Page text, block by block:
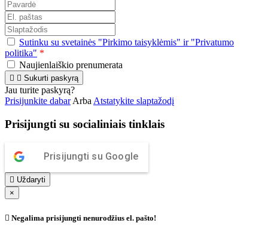
Sutinku su svetainės "Pirkimo taisyklėmis" ir "Privatumo
politika" *
Naujienlaiškio prenumerata
  Sukurti paskyrą
Jau turite paskyrą?
Prisijunkite dabarArbaAtstatykite slaptažodį
Prisijungti su socialiniais tinklais
Prisijungti su Google
 Uždaryti
×
 Negalima prisijungti nenurodžius el. pašto!